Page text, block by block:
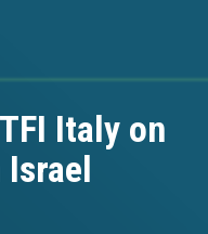
Italy on
Israel